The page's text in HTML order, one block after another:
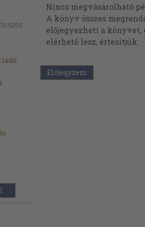
Nincs megvásárolható
A könyv összes
előjegyezheti a könyvet,
elérhető lesz, értesítjük.
Előjegyzem